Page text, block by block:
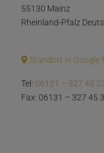
55130 Mainz
Rheinland-Pfalz
Standort in Google
Tel: 06131 – 327 45
Fax: 06131 – 327 45